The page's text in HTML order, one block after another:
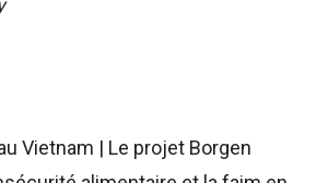
Vietnam | Le projet Borgen